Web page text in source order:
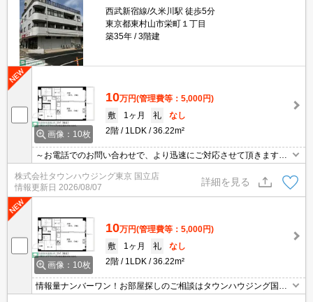
西武新宿線/久米川駅 徒歩5分
東京都東村山市栄町１丁目
築35年
3階建
画像：10枚
10万円(管理費等：5,000円)
敷
1ヶ月 礼
なし
2階
1LDK 36.22m²
～お電話でのお問い合わせで、より迅速にご対応させて頂きます～
地域密着タウンハウジング【国立店】まで～
株式会社タウンハウジング東京 国立店
情報更新日 2026/08/07
詳細を見る
画像：10枚
10万円(管理費等：5,000円)
敷
1ヶ月 礼
なし
2階
1LDK 36.22m²
情報量ナンバーワン！お部屋探しのご相談はタウンハウジング国分
寺店にお任せを！